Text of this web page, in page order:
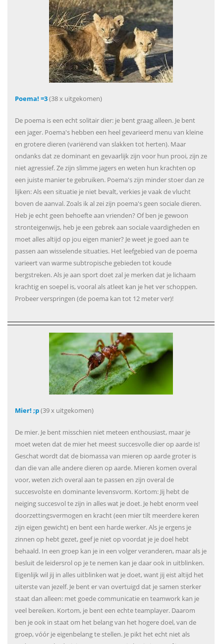
Poema! =3(38 x uitgekomen)
De poema is een echt solitair dier: je bent graag alleen. Je bent
een jager. Poema's hebben een heel gevarieerd menu van kleine
en grotere dieren (variërend van slakken tot herten). Maar
ondanks dat ze dominant en gevaarlijk zijn voor hun prooi, zijn ze
niet agressief. Ze zijn slimme jagers en weten hun krachten op
een juiste manier te gebruiken. Poema's zijn minder stoer dan ze
lijken: Als een situatie je niet bevalt, verkies je vaak de vlucht
boven de aanval. Zoals ik al zei zijn poema's geen sociale dieren.
Heb je echt geen behoefte aan vrienden? Of ben je gewoon
stronteigenwijs, heb je een gebrek aan sociale vaardigheden en
moet alles altijd op jou eigen manier? Je weet je goed aan te
passen aan wisselende situaties. Het leefgebied van de poema
varieert van warme subtropische gebieden tot koude
bergstreken. Als je aan sport doet zal je merken dat je lichaam
krachtig en soepel is, vooral als atleet kan je het ver schoppen.
Probeer verspringen (de poema kan tot 12 meter ver)!
Mier! ;p(39 x uitgekomen)
De mier. Je bent misschien niet meteen enthousiast, maar je
moet weten dat de mier het meest succesvolle dier op aarde is!
Geschat wordt dat de biomassa van mieren op aarde groter is
dan die van alle andere dieren op aarde. Mieren komen overal
voor, weten zich overal aan te passen en zijn overal de
succesvolste en dominante levensvorm. Kortom: Jij hebt de
neiging succesvol te zijn in alles wat je doet. Je hebt enorm veel
doorzettingsvermogen en kracht (een mier tilt meerdere keren
zijn eigen gewicht) en bent een harde werker. Als je ergens je
zinnen op hebt gezet, geef je niet op voordat je je doel hebt
behaald. In een groep kan je in een volger veranderen, maar als je
besluit de leidersrol op je te nemen kan je daar ook in uitblinken.
Eigenlijk wil jij in alles uitblinken wat je doet, want jij eist altijd het
uiterste van jezelf. Je bent er van overtuigd dat je samen sterker
staat dan alleen: met goede communicatie en teamwork kan je
veel bereiken. Kortom, je bent een echte teamplayer. Daarom
ben je ook in staat om het belang van het hogere doel, van de
groep, vóór je eigenbelang te stellen. Je pikt het echt niet als